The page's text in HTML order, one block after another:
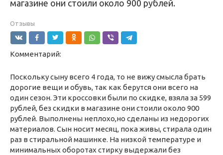
магазине они стоили около 900 рублей.
Отзывы
Комментарий:
Поскольку сыну всего 4 года, то не вижу смысла брать
дорогие вещи и обувь, так как берутся они всего на
один сезон. Эти кроссовки были по скидке, взяла за 599
рублей, без скидки в магазине они стоили около 900
рублей. Выполнены неплохо,но сделаны из недорогих
материалов. Сын носит месяц, пока живы, стирала один
раз в стиральной машинке. На низкой температуре и
минимальных оборотах стирку выдержали без